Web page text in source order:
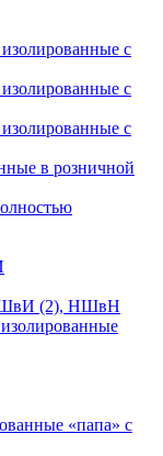
с
с
с
в розничной
(2), НШвН
«папа» с